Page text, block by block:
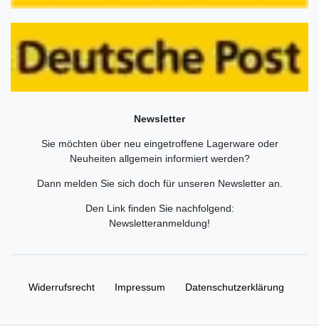
Newsletter
Sie möchten über neu eingetroffene Lagerware oder
Neuheiten allgemein informiert werden?
Dann melden Sie sich doch für unseren Newsletter an.
Den Link finden Sie nachfolgend:
Newsletteranmeldung!
Widerrufs­recht Impressum Daten­schutz­erklärung